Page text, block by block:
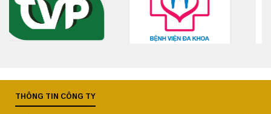
THÔNG TIN CÔNG TY